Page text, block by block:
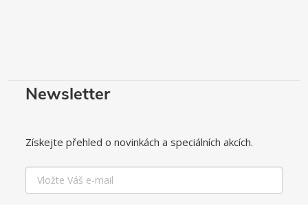
Newsletter
Získejte přehled o novinkách a speciálních akcích.